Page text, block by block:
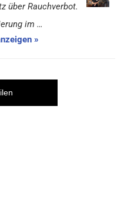
über Rauchverbot.
im …
»